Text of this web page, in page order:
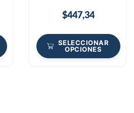
$447,34
SELECCIONAR
OPCIONES